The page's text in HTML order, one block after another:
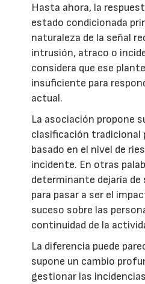
Hasta ahora, la
estado condicionada
naturaleza de la señal
intrusión, atraco o
considera que ese
insuficiente para
actual.
La asociación propone
clasificación tradicional
basado en el nivel de
incidente. En otras
determinante dejaría de
para pasar a ser el
suceso sobre las
continuidad de la
La diferencia puede
supone un cambio
gestionar las